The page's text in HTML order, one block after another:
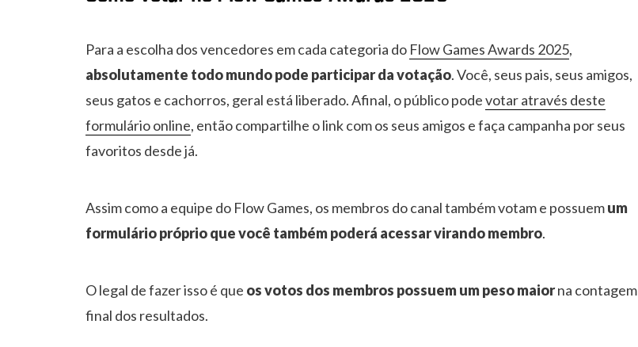
Para a escolha dos vencedores em cada categoria do Flow Games Awards 2025,
absolutamente todo mundo pode participar da votação. Você, seus pais, seus amigos,
seus gatos e cachorros, geral está liberado. Afinal, o público podevotar através deste
formulário online, então compartilhe o link com os seus amigos e faça campanha por seus
favoritos desde já.
Assim como a equipe do Flow Games, os membros do canal também votam e possuemum
formulário próprio que você também poderá acessar virando membro.
O legal de fazer isso é que os votos dos membros possuem um peso maiorna contagem
final dos resultados.